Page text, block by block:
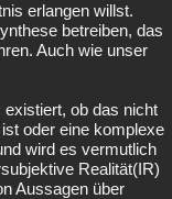
erlangen willst.
betreiben, das
Auch wie unser
ob das nicht
oder eine komplexe
wird es vermutlich
Realität(IR)
Aussagen über